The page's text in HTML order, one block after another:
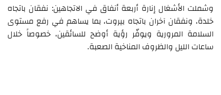
وشملت الأشغال إنارة أربعة أنفاق في الاتجاهين: نفقان باتجاه
خلدة، ونفقان آخران باتجاه بيروت، بما يساهم في رفع مستوى
السلامة المرورية ويوفّر رؤية أوضح للسائقين، خصوصاً خلال
ساعات الليل والظروف المناخية الصعبة.